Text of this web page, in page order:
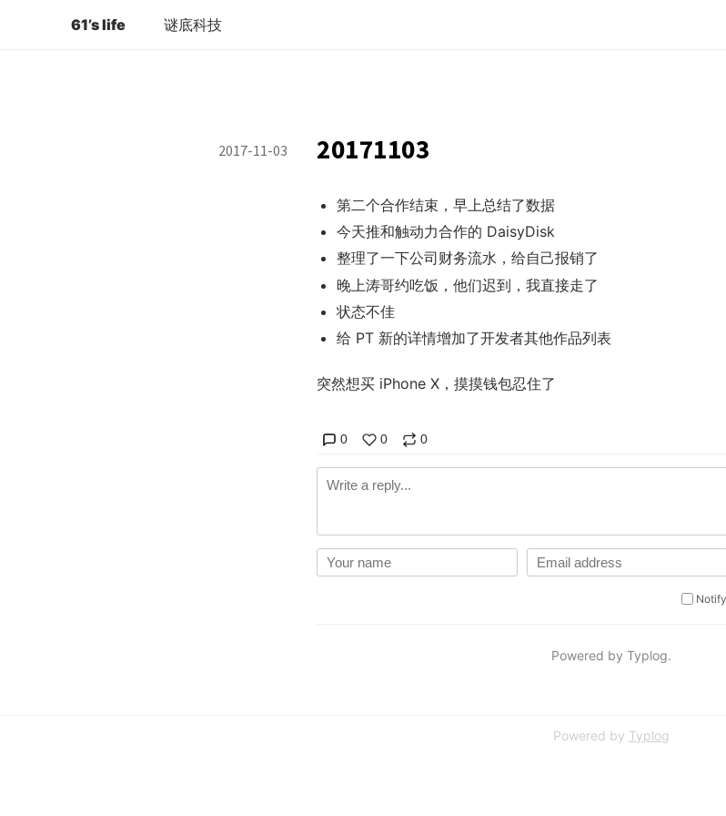
61’s life 谜底科技
20171103
第二个合作结束，早上总结了数据
今天推和触动力合作的 DaisyDisk
整理了一下公司财务流水，给自己报销了
晚上涛哥约吃饭，他们迟到，我直接走了
状态不佳
给 PT 新的详情增加了开发者其他作品列表
突然想买 iPhone X，摸摸钱包忍住了
2017-11-03
Powered by Typlog